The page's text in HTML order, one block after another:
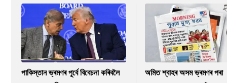
পাকিস্তান ভ্ৰমণৰ পূৰ্বে বিবেচনা কৰিবলৈ
অমিত শ্বাহৰ অসম ভ্ৰমণৰ পৰা